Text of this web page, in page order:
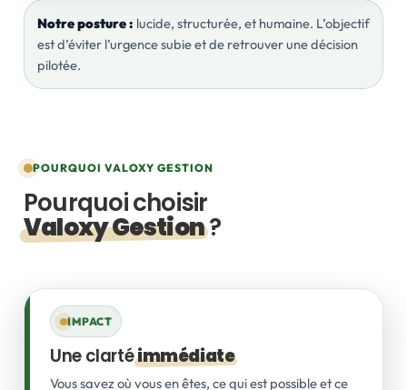
Notre posture : lucide, structurée, et humaine. L’objectif
est d’éviter l’urgence subie et de retrouver une décision
pilotée.
POURQUOI VALOXY GESTION
Pourquoi choisir
Valoxy Gestion?
IMPACT
Une clartéimmédiate
Vous savez où vous en êtes, ce qui est possible et ce